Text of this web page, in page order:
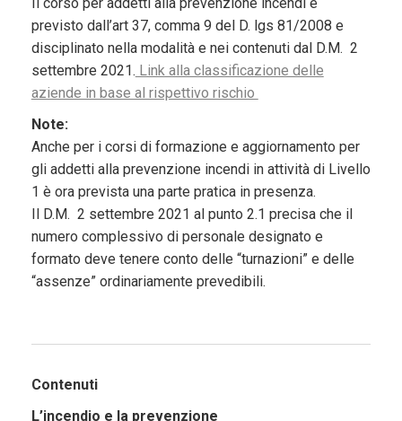
previsto dall’art 37, comma 9 del D. lgs 81/2008 e
disciplinato nella modalità e nei contenuti dal D.M. 2
settembre 2021. Link alla classificazione delle
aziende in base al rispettivo rischio
Note:
Anche per i corsi di formazione e aggiornamento per
gli addetti alla prevenzione incendi in attività di Livello
1 è ora prevista una parte pratica in presenza.
Il D.M. 2 settembre 2021 al punto 2.1 precisa che il
numero complessivo di personale designato e
formato deve tenere conto delle “turnazioni” e delle
“assenze” ordinariamente prevedibili.
Contenuti
L’incendio e la prevenzione